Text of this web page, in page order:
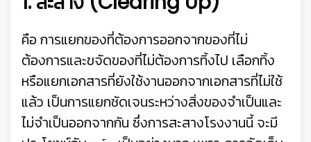
คือ การแยกของที่ต้องการออกจากของที่ไม่
ต้องการและขจัดของที่ไม่ต้องการทิ้งไป เลือกทิ้ง
หรือแยกเอกสารที่ยังใช้งานออกจากเอกสารที่ไม่ใช้
แล้ว เป็นการแยกชัดเจนระหว่างสิ่งของจำเป็นและ
ไม่จำเป็นออกจากกัน ซึ่งการสะสางโรงงานนี้ จะมี